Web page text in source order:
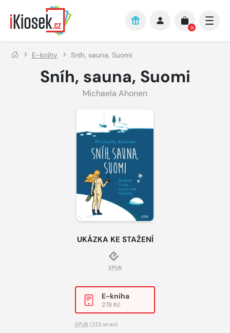
Přejít na hlavní obsah
0
E-knihy Sníh, sauna, Suomi
Sníh, sauna, Suomi
Michaela Ahonen
UKÁZKA KE STAŽENÍ
EPUB
E-kniha
278 Kč
EPUB (223 stran)